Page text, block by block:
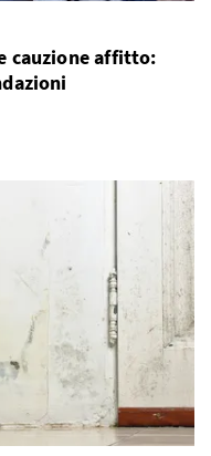
cauzione affitto: